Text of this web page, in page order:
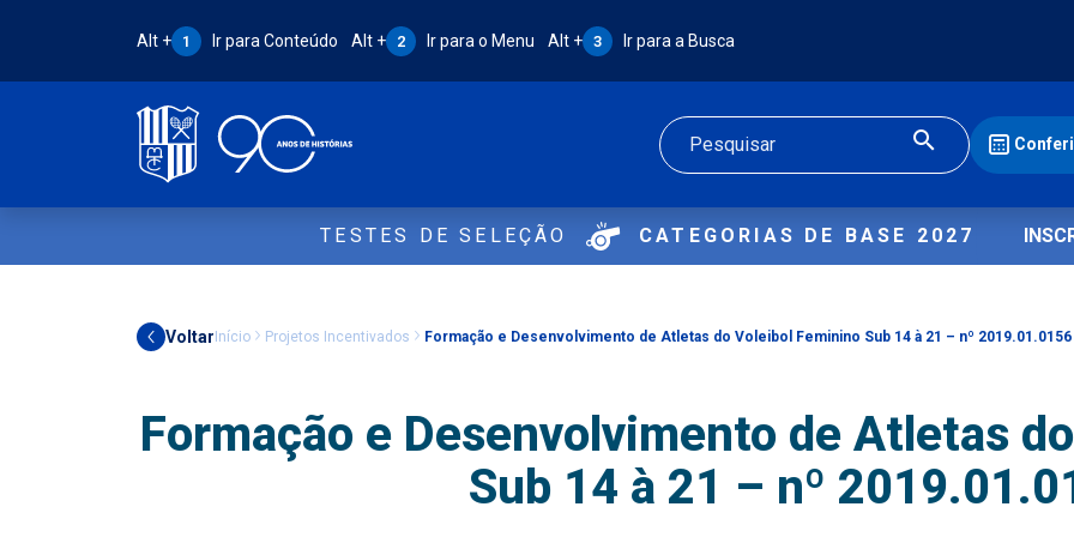
Atalho Alt + 1:
Alt + 1 Ir para Conteúdo Atalho Alt + 2:
Alt + 2 Ir para o Menu Atalho Alt + 3:
Alt + 3 Ir para a Busca
Buscar
TESTES DE SELEÇÃO CATEGORIAS DE BASE 2027
Voltar Início Projetos Incentivados Formação e Desenvolvimento de Atletas do Voleibol Feminino Sub 14 à 21 – nº 2019.01.0156
Formação e Desenvolvimento de Atletas
Sub 14 à 21 – nº